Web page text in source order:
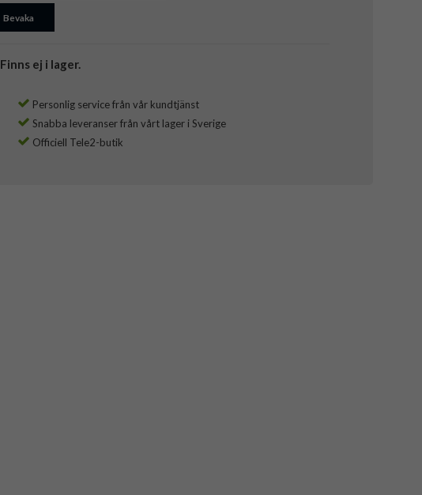
Bevaka
Finns ej i lager.
Personlig service från vår kundtjänst
Snabba leveranser från vårt lager i Sverige
Officiell Tele2-butik